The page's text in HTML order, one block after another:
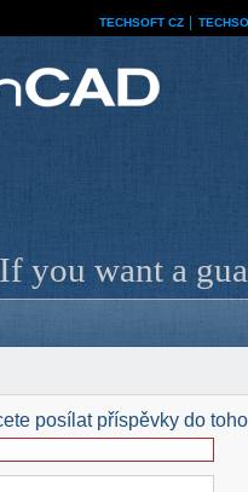
TECHSOFT CZ
you want a
posílat příspěvky do